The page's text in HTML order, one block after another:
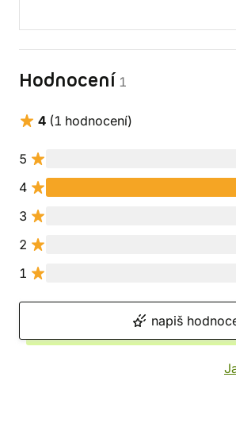
Hodnocení 1
4 (1 hodnocení)
5
4
3
2
1
napiš